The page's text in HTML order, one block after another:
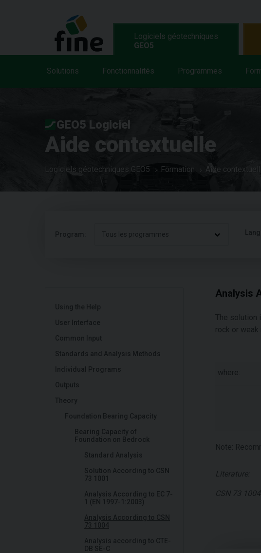
Logiciels géotechniques
GEO5
Solutions Fonctionnalités Programmes
GEO5 Logiciel
Aide contextuelle
Logiciels géotechniques GEO5 Formation Aide
Program: Tous les programmes
Using the Help
User Interface
Common Input
Standards and Analysis Methods
Individual Programs
Outputs
Theory
Foundation Bearing Capacity
Bearing Capacity of
Foundation on Bedrock
Standard Analysis
Solution According to CSN
73 1001
Analysis According to EC 7-
1 (EN 1997-1:2003)
Analysis According to CSN
73 1004
Analysis according to CTE-
DB SE-C
Analysis
The solution
rock or weak
where:
Note:
Literature:
CSN 73